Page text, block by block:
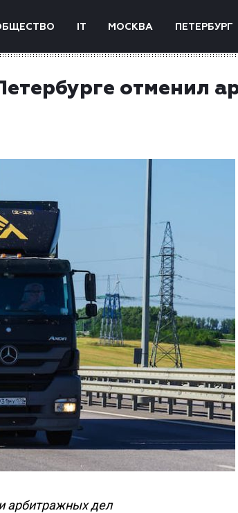
IT МОСКВА ПЕТЕРБУРГ
отменил
арбитражных дел